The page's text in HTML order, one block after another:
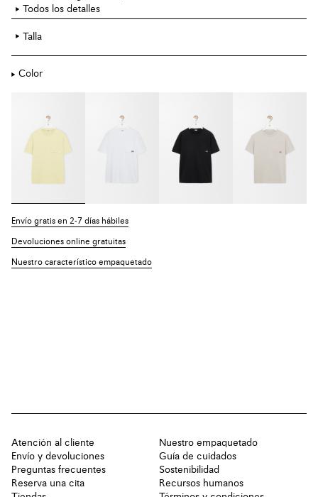
Todos los detalles
Talla
Color
Envío gratis en 2-7 días hábiles
Devoluciones online gratuitas
Nuestro característico empaquetado
Atención al cliente
Envío y devoluciones
Preguntas frecuentes
Reserva una cita
Nuestro empaquetado
Guía de cuidados
Sostenibilidad
Recursos humanos